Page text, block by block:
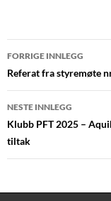
FORRIGE INNLEGG
Referat fra styremøte
NESTE INNLEGG
Klubb PFT 2025 –
tiltak